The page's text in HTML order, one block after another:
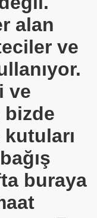
alan
ve
ve
bizde
buraya